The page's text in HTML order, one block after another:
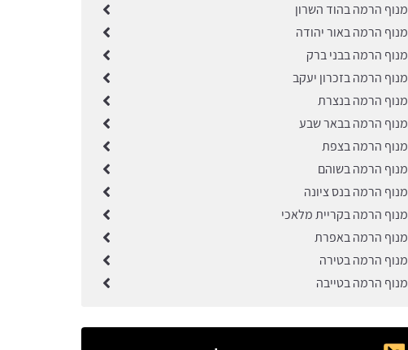
מנוף הרמה בהוד השרון
מנוף הרמה באור יהודה
מנוף הרמה בבני ברק
מנוף הרמה בזכרון יעקב
מנוף הרמה בנצרת
מנוף הרמה בבאר שבע
מנוף הרמה בצפת
מנוף הרמה בשוהם
מנוף הרמה בנס ציונה
מנוף הרמה בקריית מלאכי
מנוף הרמה באפרת
מנוף הרמה בטירה
מנוף הרמה בטייבה